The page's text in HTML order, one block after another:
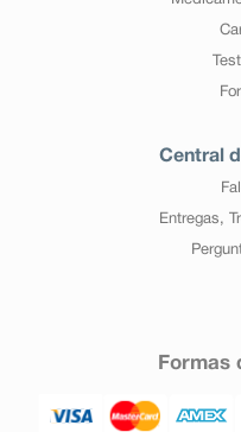
Central
Entregas,
Formas